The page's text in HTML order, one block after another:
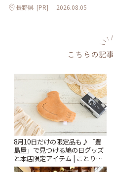
長野県 [PR] 2026.08.05
こちらの記
8月10日だけの限定品も♪「豊
島屋」で見つける鳩の日グッズ
と本店限定アイテム | ことりっ
ぷ